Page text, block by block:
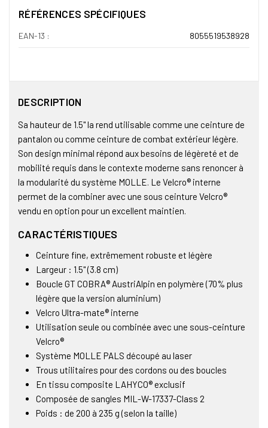
RÉFÉRENCES SPÉCIFIQUES
EAN-13 : 8055519538928
DESCRIPTION
Sa hauteur de 1.5" la rend utilisable comme une ceinture de
pantalon ou comme ceinture de combat extérieur légère.
Son design minimal répond aux besoins de légèreté et de
mobilité requis dans le contexte moderne sans renoncer à
la modularité du système MOLLE. Le Velcro® interne
permet de la combiner avec une sous ceinture Velcro®
vendu en option pour un excellent maintien.
CARACTÉRISTIQUES
Ceinture fine, extrêmement robuste et légère
Largeur : 1.5" (3.8 cm)
Boucle GT COBRA® AustriAlpin en polymère (70% plus
légère que la version aluminium)
Velcro Ultra-mate® interne
Utilisation seule ou combinée avec une sous-ceinture
Velcro®
Système MOLLE PALS découpé au laser
Trous utilitaires pour des cordons ou des boucles
En tissu composite LAHYCO® exclusif
Composée de sangles MIL-W-17337-Class 2
Poids : de 200 à 235 g (selon la taille)